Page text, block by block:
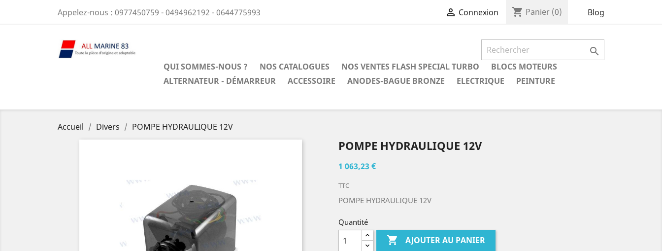
Appelez-nous : 0977450759 - 0494962192 - 0644775993  Connexion shopping_cart Panier (0) Blog

QUI SOMMES-NOUS ? NOS CATALOGUES NOS VENTES FLASH SPECIAL TURBO
BLOCS MOTEURS
ALTERNATEUR - DÉMARREUR
ACCESSOIRE ANODES-BAGUE BRONZE ELECTRIQUE PEINTURE
Accueil Divers POMPE HYDRAULIQUE 12V
POMPE HYDRAULIQUE 12V
1 063,23 €
TTC
POMPE HYDRAULIQUE 12V
Quantité
 AJOUTER AU PANIER